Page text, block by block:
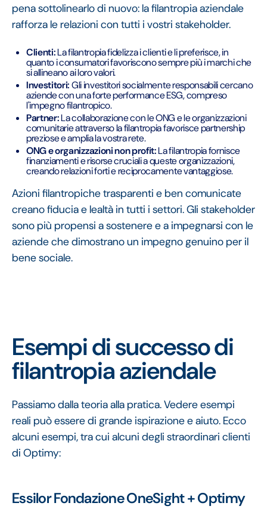
pena sottolinearlo di nuovo: la filantropia aziendale
rafforza le relazioni con tutti i vostri stakeholder.
Clienti:La filantropia fidelizza i clienti e li preferisce, in
quanto i consumatori favoriscono sempre più i marchi che
si allineano ai loro valori.
Investitori:Gli investitori socialmente responsabili cercano
aziende con una forte performance ESG, compreso
l'impegno filantropico.
Partner:La collaborazione con le ONG e le organizzazioni
comunitarie attraverso la filantropia favorisce partnership
preziose e amplia la vostra rete.
ONG e organizzazioni non profit:La filantropia fornisce
finanziamenti e risorse cruciali a queste organizzazioni,
creando relazioni forti e reciprocamente vantaggiose.
Azioni filantropiche trasparenti e ben comunicate
creano fiducia e lealtà in tutti i settori. Gli stakeholder
sono più propensi a sostenere e a impegnarsi con le
aziende che dimostrano un impegno genuino per il
bene sociale.
Esempi di successo di
filantropia aziendale
Passiamo dalla teoria alla pratica. Vedere esempi
reali può essere di grande ispirazione e aiuto. Ecco
alcuni esempi, tra cui alcuni degli straordinari clienti
di Optimy:
Essilor Fondazione OneSight + Optimy